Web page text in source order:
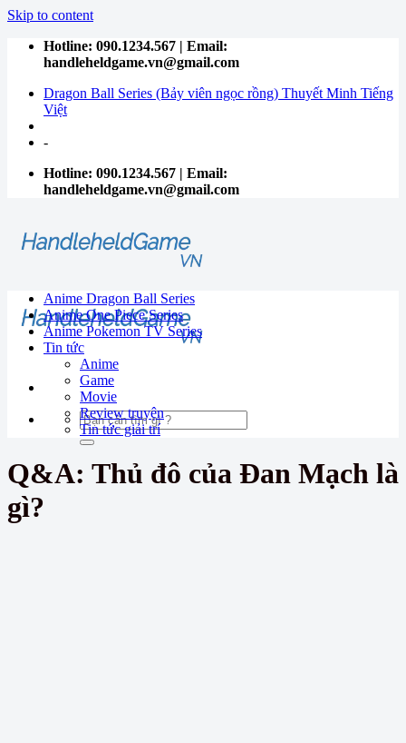
Skip to content
Hotline: 090.1234.567 | Email:
handleheldgame.vn@gmail.com
Dragon Ball Series (Bảy viên ngọc rồng) Thuyết Minh Tiếng
Việt
-
Hotline: 090.1234.567 | Email:
handleheldgame.vn@gmail.com
Anime Dragon Ball Series
Anime One Piece Series
Anime Pokemon TV Series
Tin tức
Anime
Game
Movie
Review truyện
Tin tức giải trí
Q&A: Thủ đô của Đan Mạch là
gì?